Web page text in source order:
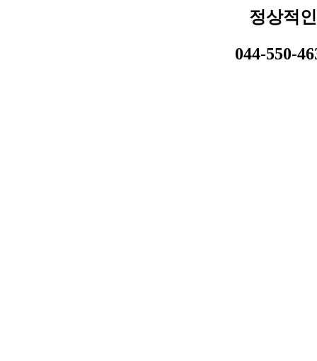
정상적
044-550-